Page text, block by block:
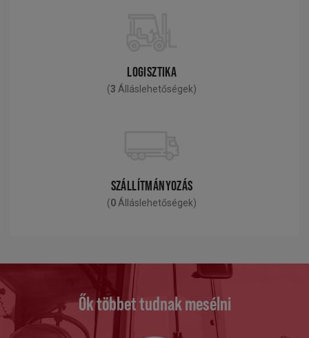
LOGISZTIKA
(3Álláslehetőségek)
SZÁLLÍTMÁNYOZÁS
(0Álláslehetőségek)
Ők többet tudnak mesélni